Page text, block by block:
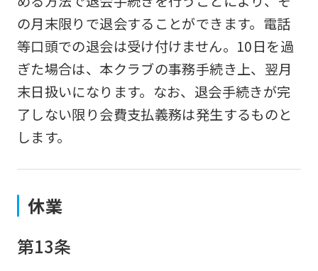
の月末限りで退会することができます。電話
等口頭での退会は受け付けません。10日を過
ぎた場合は、本クラブの事務手続き上、翌月
末日扱いになります。なお、退会手続きが完
了しない限り会費支払義務は発生するものと
します。
休業
第13条
you
use
an
automatic
translation
service,
Japanese